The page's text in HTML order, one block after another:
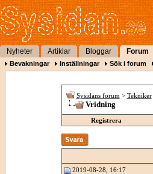
Nyheter Artiklar Bloggar Forum
Bevakningar Inställningar Sök i forum
Sysidans forum > Tekniker
Vridning
Registrera
2019-08-28, 16:17